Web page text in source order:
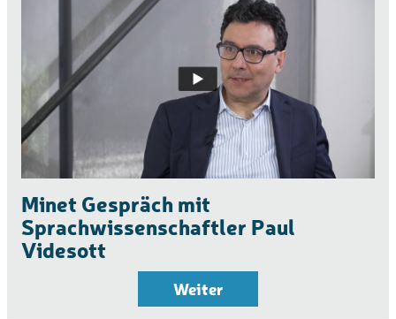
Minet Gespräch mit
Sprachwissenschaftler Paul
Videsott
Weiter